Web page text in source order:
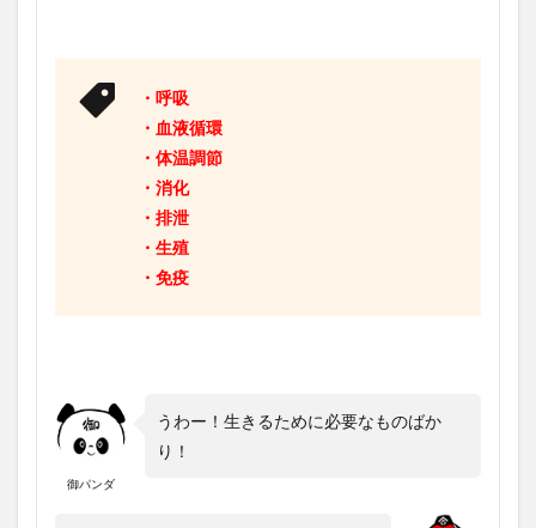
・呼吸
・血液循環
・体温調節
・消化
・排泄
・生殖
・免疫
御パンダ
うわー！生きるために必要なものばか
り！